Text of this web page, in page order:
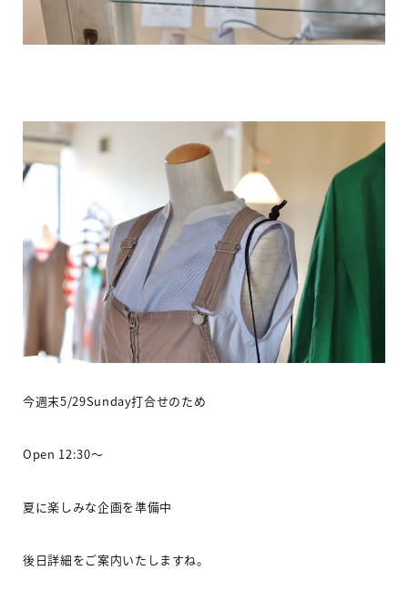
今週末5/29Sunday打合せのため
Open 12:30〜
夏に楽しみな企画を準備中
後日詳細をご案内いたしますね。